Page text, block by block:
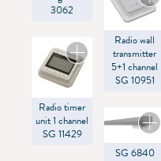
3062
Radio wall
transmitter
5+1 channel
SG 10951
Radio timer
unit 1 channel
SG 11429
SG 6840